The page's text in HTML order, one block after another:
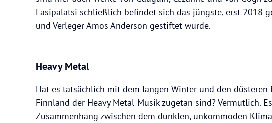
Lasipalatsi schließlich befindet sich das jüngste, erst 2018
und Verleger Amos Anderson gestiftet wurde.
Heavy Metal
Hat es tatsächlich mit dem langen Winter und den düsteren
Finnland der Heavy Metal-Musik zugetan sind? Vermutlich.
Zusammenhang zwischen dem dunklen, unkommoden